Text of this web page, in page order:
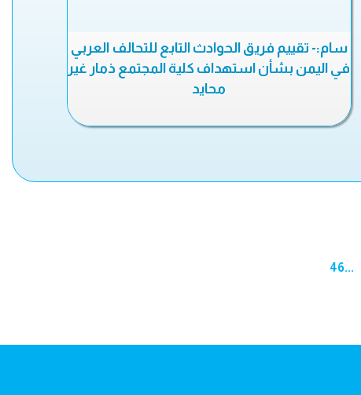
سام:- تقييم فريق الحوادث التابع للتحالف العربي
في اليمن بشأن استهداف كلية المجتمع ذمار غير
محايد
...
46